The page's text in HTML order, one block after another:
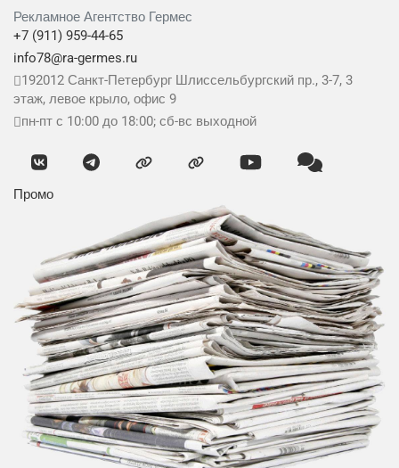
Рекламное Агентство Гермес
+7 (911) 959-44-65
info78@ra-germes.ru
192012 Санкт-Петербург Шлиссельбургский пр., 3-7, 3
этаж, левое крыло, офис 9
пн-пт с 10:00 до 18:00; сб-вс выходной
Промо